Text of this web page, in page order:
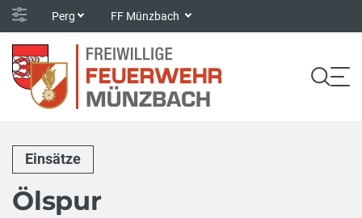
Perg FF Münzbach
Einsätze
Ölspur